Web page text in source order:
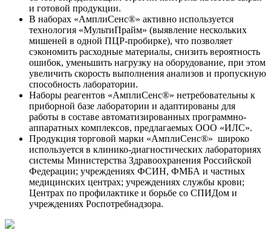
и готовой продукции.
В наборах «АмплиСенс®» активно используется
технология «МультиПрайм» (выявление нескольких
мишеней в одной ПЦР-пробирке), что позволяет
сэкономить расходные материалы, снизить вероятность
ошибок, уменьшить нагрузку на оборудование, при этом
увеличить скорость выполнения анализов и пропускную
способность лаборатории.
Наборы реагентов «АмплиСенс®» нетребовательны к
приборной базе лаборатории и адаптированы для
работы в составе автоматизированных программно-
аппаратных комплексов, предлагаемых ООО «ИЛС».
Продукция торговой марки «АмплиСенс®» широко
используется в клинико-диагностических лабораториях
системы Министерства Здравоохранения Российской
Федерации; учреждениях ФСИН, ФМБА и частных
медицинских центрах; учреждениях службы крови;
Центрах по профилактике и борьбе со СПИДом и
учреждениях Роспотребнадзора.